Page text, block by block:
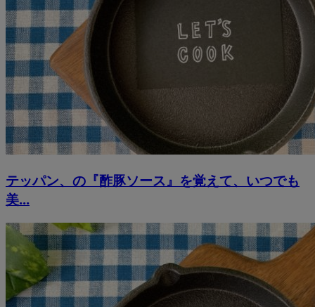
テッパン、の『酢豚ソース』を覚えて、いつでも
美...